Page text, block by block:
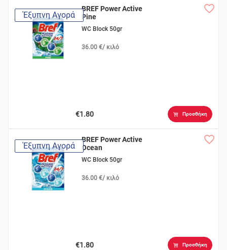
Έξυπνη Αγορά
BREF Power Active
Pine
WC Block 50gr
36.00 €/ κιλό
€1.80 Προσθήκη
Έξυπνη Αγορά
BREF Power Active
Ocean
WC Block 50gr
36.00 €/ κιλό
€1.80 Προσθήκη